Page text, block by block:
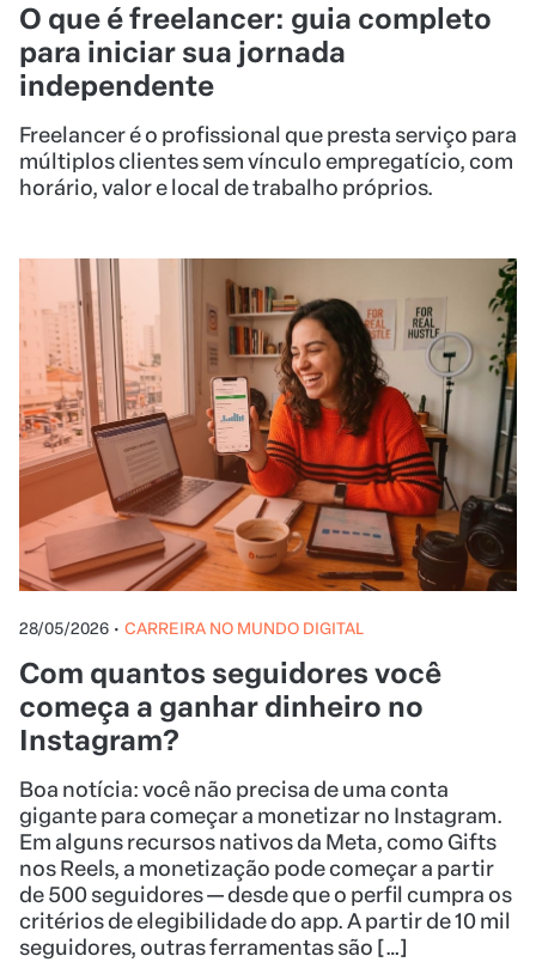
O que é freelancer: guia completo
para iniciar sua jornada
independente
Freelancer é o profissional que presta serviço para
múltiplos clientes sem vínculo empregatício, com
horário, valor e local de trabalho próprios.
28/05/2026 • CARREIRA NO MUNDO DIGITAL
Com quantos seguidores você
começa a ganhar dinheiro no
Instagram?
Boa notícia: você não precisa de uma conta
gigante para começar a monetizar no Instagram.
Em alguns recursos nativos da Meta, como Gifts
nos Reels, a monetização pode começar a partir
de 500 seguidores — desde que o perfil cumpra os
critérios de elegibilidade do app. A partir de 10 mil
seguidores, outras ferramentas são […]